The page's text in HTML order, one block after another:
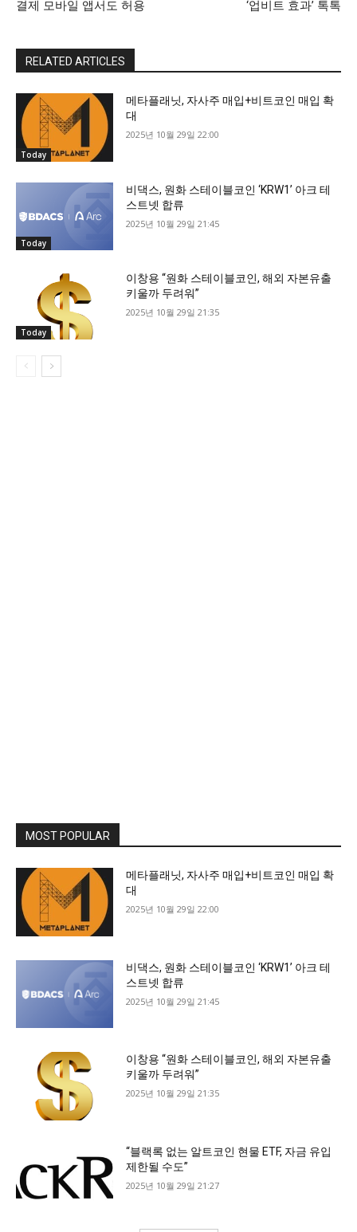
결제 모바일 앱서도 허용 ‘업비트 효과’ 톡톡
RELATED ARTICLES
Today
메타플래닛, 자사주 매입+비트코인 매입 확
대
2025년 10월 29일 22:00
Today
비댁스, 원화 스테이블코인 ‘KRW1’ 아크 테
스트넷 합류
2025년 10월 29일 21:45
Today
이창용 “원화 스테이블코인, 해외 자본유출
키울까 두려워”
2025년 10월 29일 21:35
MOST POPULAR
메타플래닛, 자사주 매입+비트코인 매입 확
대
2025년 10월 29일 22:00
비댁스, 원화 스테이블코인 ‘KRW1’ 아크 테
스트넷 합류
2025년 10월 29일 21:45
이창용 “원화 스테이블코인, 해외 자본유출
키울까 두려워”
2025년 10월 29일 21:35
“블랙록 없는 알트코인 현물 ETF, 자금 유입
제한될 수도”
2025년 10월 29일 21:27